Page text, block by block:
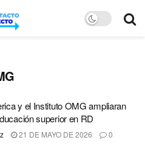
y el Instituto OMG ampliaran
superior en RD
21 DE MAYO DE 2026 0